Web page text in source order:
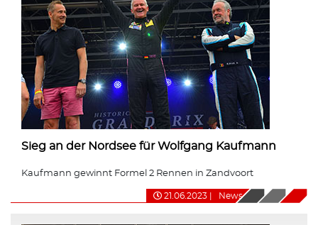
Sieg an der Nordsee für Wolfgang Kaufmann
Kaufmann gewinnt Formel 2 Rennen in Zandvoort
21.06.2023 News